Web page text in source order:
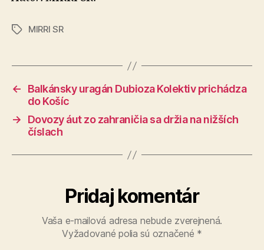
ZnačkyMIRRI SR
←
Balkánsky uragán Dubioza Kolektiv prichádza
do Košíc
→
Dovozy áut zo zahraničia sa držia na nižších
číslach
Pridaj komentár
Vaša e-mailová adresa nebude zverejnená.
Vyžadované polia sú označené *